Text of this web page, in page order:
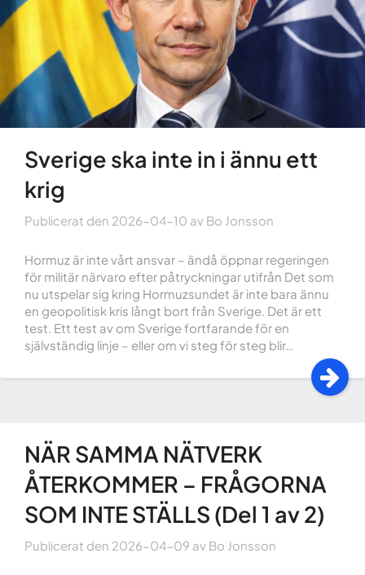
Sverige ska inte in i ännu ett
krig
Publicerat den 2026-04-10 av Bo Jonsson
Hormuz är inte vårt ansvar – ändå öppnar regeringen
för militär närvaro efter påtryckningar utifrån Det som
nu utspelar sig kring Hormuzsundet är inte bara ännu
en geopolitisk kris långt bort från Sverige. Det är ett
test. Ett test av om Sverige fortfarande för en
självständig linje – eller om vi steg för steg blir…
NÄR SAMMA NÄTVERK
ÅTERKOMMER – FRÅGORNA
SOM INTE STÄLLS (Del 1 av 2)
Publicerat den 2026-04-09 av Bo Jonsson